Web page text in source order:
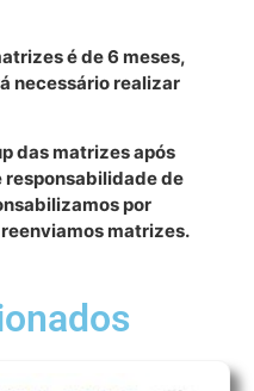
é de 6 meses,
necessário realizar
das matrizes após
de
por
matrizes.